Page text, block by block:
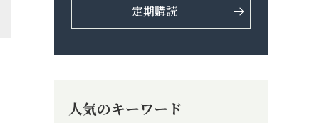
定期購読
人気のキーワード